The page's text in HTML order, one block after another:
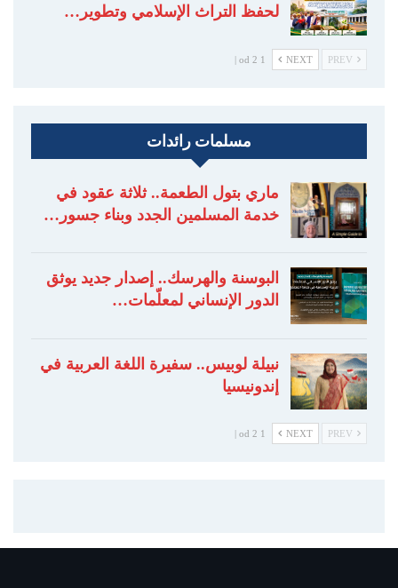
لحفظ التراث الإسلامي وتطوير…
NEXT
1 od 2 |
مسلمات رائدات
ماري بتول الطعمة.. ثلاثة عقود في
خدمة المسلمين الجدد وبناء جسور…
البوسنة والهرسك.. إصدار جديد يوثق
الدور الإنساني لمعلّمات…
نبيلة لوبيس.. سفيرة اللغة العربية في
إندونيسيا
NEXT
1 od 2 |